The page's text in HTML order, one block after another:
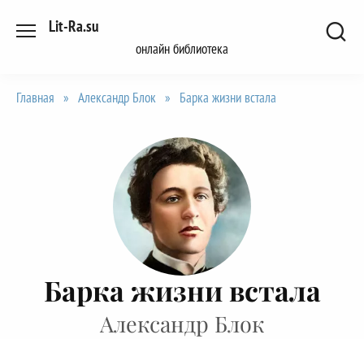
Lit-Ra.su
онлайн библиотека
Главная » Александр Блок » Барка жизни встала
Барка жизни встала
Александр Блок